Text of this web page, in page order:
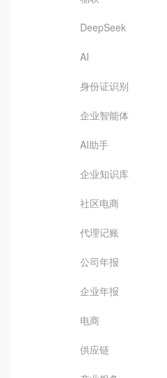
DeepSeek
AI
身份证识别
企业智能体
AI助手
企业知识库
社区电商
代理记账
公司年报
企业年报
电商
供应链